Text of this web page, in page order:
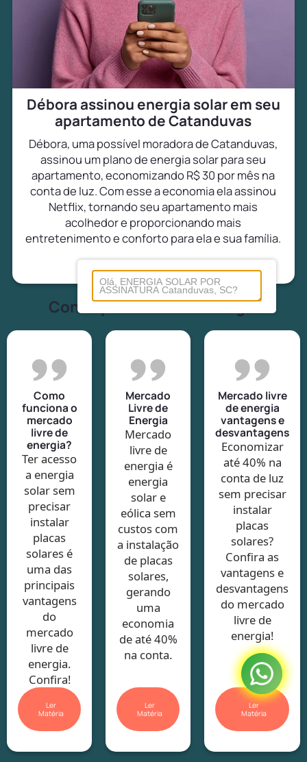
Débora assinou energia solar em seu
apartamento de Catanduvas
Débora, uma possível moradora de Catanduvas,
assinou um plano de energia solar para seu
apartamento, economizando R$ 30 por mês na
conta de luz. Com esse a economia ela assinou
Netflix, tornando seu apartamento mais
acolhedor e proporcionando mais
entretenimento e conforto para ela e sua família.
Conheça tudo sobre energia
Como
funciona o
mercado
livre de
energia?
Ter acesso
a energia
solar sem
precisar
instalar
placas
solares é
uma das
principais
vantagens
do
mercado
livre de
energia.
Confira!
Ler
Matéria
Mercado
Livre de
Energia
Mercado
livre de
energia é
energia
solar e
eólica sem
custos com
a instalação
de placas
solares,
gerando
uma
economia
de até 40%
na conta.
Ler
Matéria
Mercado livre
de energia
vantagens e
desvantagens
Economizar
até 40% na
conta de luz
sem precisar
instalar
placas
solares?
Confira as
vantagens e
desvantagens
do mercado
livre de
energia!
Ler
Matéria